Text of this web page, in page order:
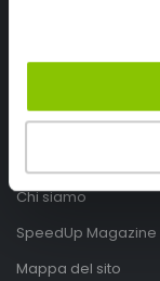
Treviso, Italy 31040
Chi siamo
SpeedUp Magazine
Mappa del sito